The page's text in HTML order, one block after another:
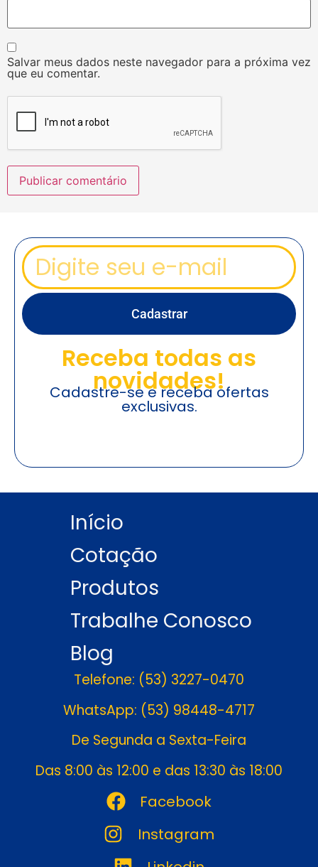
Salvar meus dados neste navegador para a próxima vez
que eu comentar.
Cadastrar
Receba todas as
novidades!
Cadastre-se e receba ofertas
exclusivas.
Início
Cotação
Produtos
Trabalhe Conosco
Blog
Telefone: (53) 3227-0470
WhatsApp: (53) 98448-4717
De Segunda a Sexta-Feira
Das 8:00 às 12:00 e das 13:30 às 18:00
Facebook
Instagram